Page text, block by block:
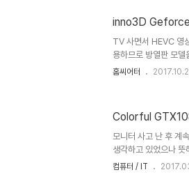
AS의 편리성 때문에
inno3D
TV 사면서 HEVC 영
용하므로 방열판 모델
솔직히 동영상 감상
에서 사진 포스팅했습
홈씨어터
Colorful
모니터 사고 난 후 계
생각하고 있었으나 뜻
제 기록을 위해 포스
컴퓨터 / IT